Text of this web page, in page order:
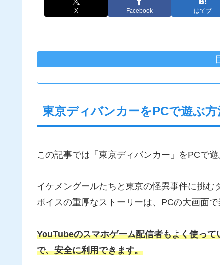
X Facebook はてブ
東京ディバンカーをPCで遊ぶ方
この記事では「東京ディバンカー」をPCで遊
イケメングールたちと東京の怪異事件に挑
ボイスの重厚なストーリーは、PCの大画面
YouTubeのスマホゲーム配信者もよく使っ
で、安全に利用できます。